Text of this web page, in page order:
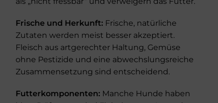
Frische und Herkunft: Frische, natürliche
Zutaten werden meist besser akzeptiert.
Fleisch aus artgerechter Haltung, Gemüse
ohne Pestizide und eine abwechslungsreiche
Zusammensetzung sind entscheidend.
Futterkomponenten: Manche Hunde haben